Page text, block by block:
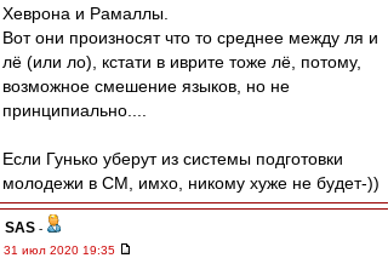
Хеврона и Рамаллы.
Вот они произносят что то среднее между ля и
лё (или ло), кстати в иврите тоже лё, потому,
возможное смешение языков, но не
принципиально....
Если Гунько уберут из системы подготовки
молодежи в СМ, имхо, никому хуже не будет-))
SAS -
31 июл 2020 19:35